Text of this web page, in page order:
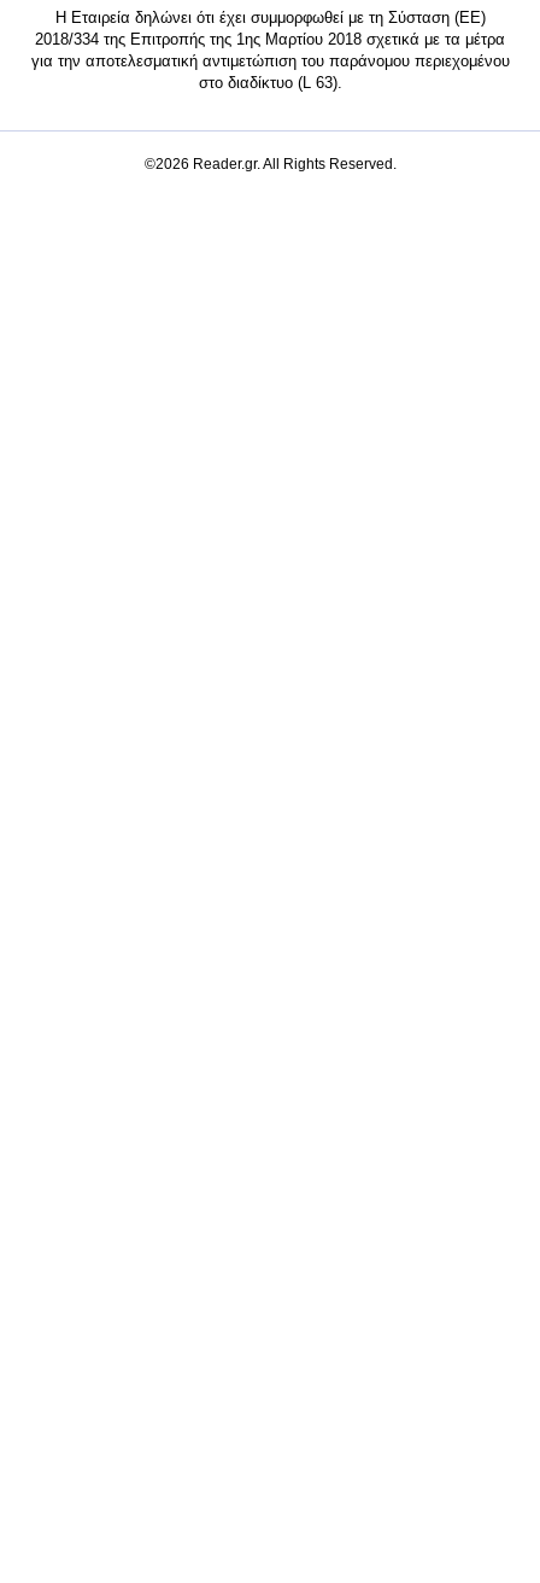
Η Εταιρεία δηλώνει ότι έχει συμμορφωθεί με τη Σύσταση (ΕΕ)
2018/334 της Επιτροπής της 1ης Μαρτίου 2018 σχετικά με τα μέτρα
για την αποτελεσματική αντιμετώπιση του παράνομου περιεχομένου
στο διαδίκτυο (L 63).
©2026 Reader.gr. All Rights Reserved.